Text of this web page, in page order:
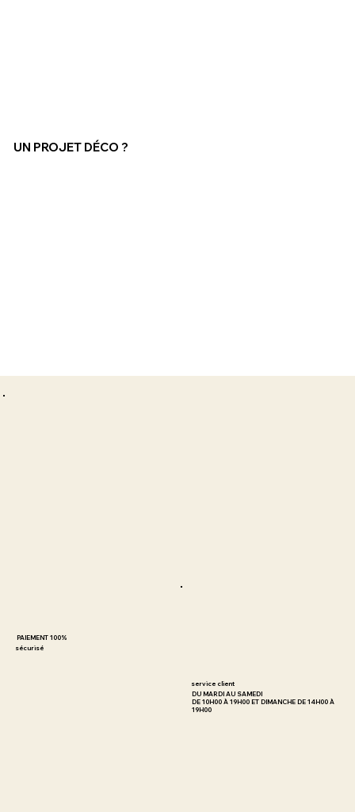
UN PROJET DÉCO ?
PAIEMENT 100%
sécurisé
service client
DU MARDI AU SAMEDI
DE 10H00 À 19H00 ET DIMANCHE DE 14H00 À
19H00